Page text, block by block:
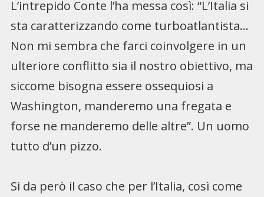
L’intrepido Conte l’ha messa così: “L’Italia si
sta caratterizzando come turboatlantista…
Non mi sembra che farci coinvolgere in un
ulteriore conflitto sia il nostro obiettivo, ma
siccome bisogna essere ossequiosi a
Washington, manderemo una fregata e
forse ne manderemo delle altre”. Un uomo
tutto d’un pizzo.
Si da però il caso che per l’Italia, così come